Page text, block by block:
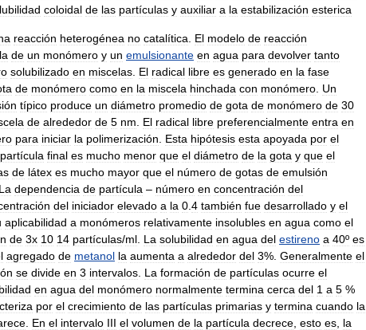
coloidal de las partículas y auxiliar a la estabilización esterica
reacción heterogénea no catalítica El modelo de reacción
de un monómero y un emulsionante en agua para devolver tanto
solubilizado en miscelas El radical libre es generado en la fase
de monómero como en la miscela hinchada con monómero Un
típico produce un diámetro promedio de gota de monómero de 30
de alrededor de 5 nm El radical libre preferencialmente entra en
para iniciar la polimerización Esta hipótesis esta apoyada por el
partícula final es mucho menor que el diámetro de la gota y que el
de látex es mucho mayor que el número de gotas de emulsión
La dependencia de partícula – número en concentración del
del iniciador elevado a la 0 4 también fue desarrollado y el
aplicabilidad a monómeros relativamente insolubles en agua como el
de 3x 10 14 partículas/ml La solubilidad en agua del estireno a 40º es
agregado de metanol la aumenta a alrededor del 3%. Generalmente el
se divide en 3 intervalos La formación de partículas ocurre el
en agua del monómero normalmente termina cerca del 1 a 5 %
por el crecimiento de las partículas primarias y termina cuando la
En el intervalo III el volumen de la partícula decrece esto es la